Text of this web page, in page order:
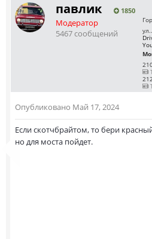
павлик 1850
Модератор
5467 сообщений
Опубликовано Май 17, 2024
Если скотчбрайтом, то бери
но для моста пойдет.